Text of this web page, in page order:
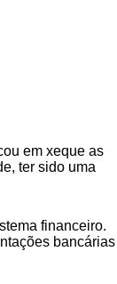
em xeque as
ter sido uma
financeiro.
bancárias